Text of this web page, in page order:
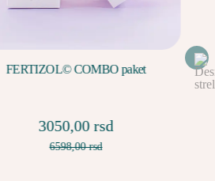
FERTIZOL© COMBO paket
3050,00 rsd
6598,00 rsd